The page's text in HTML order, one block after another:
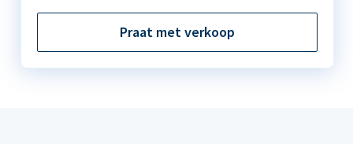
Praat met verkoop